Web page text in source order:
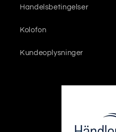
Handelsbetingelser
Kolofon
Kundeoplysninger